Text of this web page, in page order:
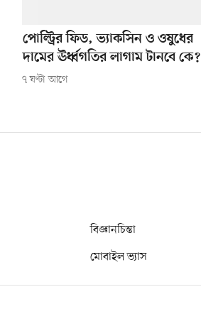
পোল্ট্রির ফিড, ভ্যাকসিন ও ওষুধের
দামের ঊর্ধ্বগতির লাগাম টানবে কে?
৭ ঘণ্টা আগে
বিজ্ঞানচিন্তা
মোবাইল ভ্যাস